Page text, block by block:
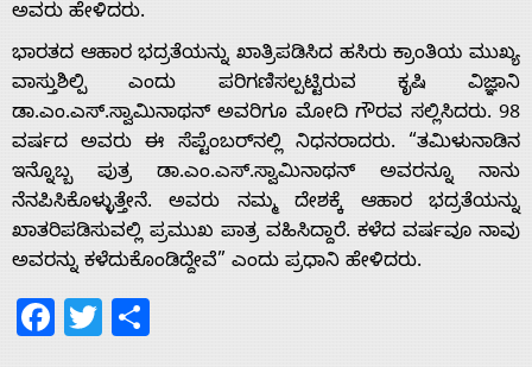
Advertise
With
s
Contact
Us
ಅವರು ಹೇಳಿದರು.
ಭಾರತದ ಆಹಾರ ಭದ್ರತೆಯನ್ನು ಖಾತ್ರಿಪಡಿಸಿದ ಹಸಿರು ಕ್ರಾಂತಿಯ ಮುಖ್ಯ
ವಾಸ್ತುಶಿಲ್ಪಿ ಎಂದು ಪರಿಗಣಿಸಲ್ಪಟ್ಟಿರುವ ಕೃಷಿ ವಿಜ್ಞಾನಿ
ಡಾ.ಎಂ.ಎಸ್.ಸ್ವಾಮಿನಾಥನ್ ಅವರಿಗೂ ಮೋದಿ ಗೌರವ ಸಲ್ಲಿಸಿದರು. 98
ವರ್ಷದ ಅವರು ಈ ಸೆಪ್ಟೆಂಬರ್‌ನಲ್ಲಿ ನಿಧನರಾದರು. “ತಮಿಳುನಾಡಿನ
ಇನ್ನೊಬ್ಬ ಪುತ್ರ ಡಾ.ಎಂ.ಎಸ್.ಸ್ವಾಮಿನಾಥನ್ ಅವರನ್ನೂ ನಾನು
ನೆನಪಿಸಿಕೊಳ್ಳುತ್ತೇನೆ. ಅವರು ನಮ್ಮ ದೇಶಕ್ಕೆ ಆಹಾರ ಭದ್ರತೆಯನ್ನು
ಖಾತರಿಪಡಿಸುವಲ್ಲಿ ಪ್ರಮುಖ ಪಾತ್ರ ವಹಿಸಿದ್ದಾರೆ. ಕಳೆದ ವರ್ಷವೂ ನಾವು
ಅವರನ್ನು ಕಳೆದುಕೊಂಡಿದ್ದೇವೆ” ಎಂದು ಪ್ರಧಾನಿ ಹೇಳಿದರು.
Facebook
Twitter